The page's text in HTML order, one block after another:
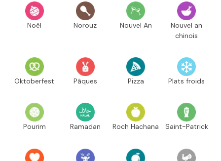
Noël Norouz Nouvel An
Nouvel an
chinois
Oktoberfest Pâques Pizza Plats froids
Pourim Ramadan Roch Hachana Saint-Patrick